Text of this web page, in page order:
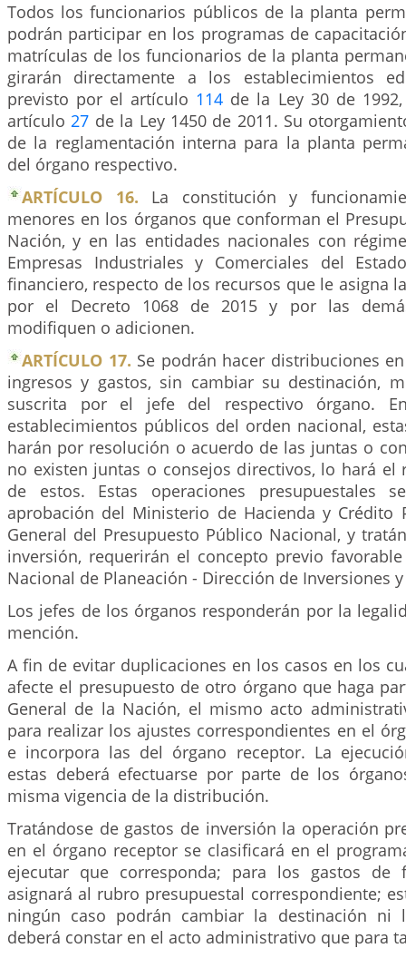
Todos los funcionarios públicos de la planta
podrán participar en los programas de
matrículas de los funcionarios de la planta
girarán directamente a los establecimientos
previsto por el artículo 114 de la Ley 30 de
artículo27 de la Ley 1450 de 2011. Su
de la reglamentación interna para la planta
del órgano respectivo.
ARTÍCULO 16. La constitución y
menores en los órganos que conforman el
Nación, y en las entidades nacionales con
Empresas Industriales y Comerciales del
financiero, respecto de los recursos que le asigna
por el Decreto 1068 de 2015 y por las
modifiquen o adicionen.
ARTÍCULO 17. Se podrán hacer distribuciones
ingresos y gastos, sin cambiar su destinación,
suscrita por el jefe del respectivo órgano.
establecimientos públicos del orden nacional,
harán por resolución o acuerdo de las juntas o
no existen juntas o consejos directivos, lo hará el
de estos. Estas operaciones presupuestales
aprobación del Ministerio de Hacienda y Crédito
General del Presupuesto Público Nacional, y
inversión, requerirán el concepto previo
Nacional de Planeación - Dirección de Inversiones
Los jefes de los órganos responderán por la
mención.
A fin de evitar duplicaciones en los casos en los
afecte el presupuesto de otro órgano que haga
General de la Nación, el mismo acto
para realizar los ajustes correspondientes en el
e incorpora las del órgano receptor. La
estas deberá efectuarse por parte de los
misma vigencia de la distribución.
Tratándose de gastos de inversión la operación
en el órgano receptor se clasificará en el
ejecutar que corresponda; para los gastos de
asignará al rubro presupuestal correspondiente;
ningún caso podrán cambiar la destinación ni
deberá constar en el acto administrativo que para